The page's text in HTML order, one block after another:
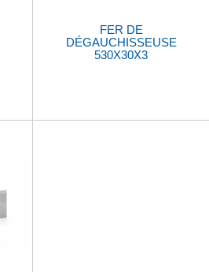
FER DE
DÉGAUCHISSEUSE
530X30X3